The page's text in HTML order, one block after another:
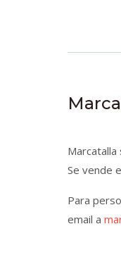
Se vende
Para
email a